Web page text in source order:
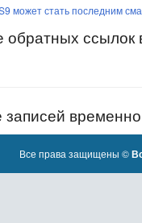
может стать последним
ссылок
Все права защищены ©